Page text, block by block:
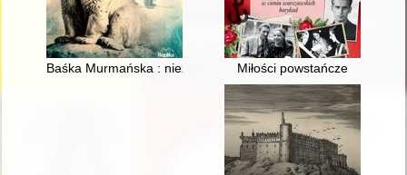
Baśka Murmańska : niezwykła niedźwiedzica Wojska Polskiego
Miłości powstańcze